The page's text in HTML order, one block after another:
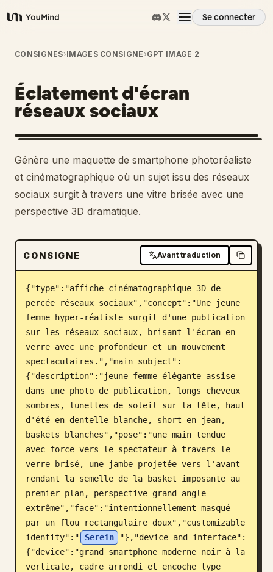
YouMind
Se connecter
Aperçu
Cas d'usage
Compétences
Invites
Tarifs
Télécharger
Blog
Mises à jour
CONSIGNES›IMAGES CONSIGNE ›GPT IMAGE 2
Éclatement d'écran
réseaux sociaux
Génère une maquette de smartphone photoréaliste
et cinématographique où un sujet issu des réseaux
sociaux surgit à travers une vitre brisée avec une
perspective 3D dramatique.
CONSIGNE Avant traduction
{"type":"affiche cinématographique 3D de
percée réseaux sociaux","concept":"Une jeune
femme hyper-réaliste surgit d'une publication
sur les réseaux sociaux, brisant l'écran en
verre avec une profondeur et un mouvement
spectaculaires.","main subject":
{"description":"jeune femme élégante assise
dans une photo de publication, longs cheveux
sombres, lunettes de soleil sur la tête, haut
d'été en dentelle blanche, short en jean,
baskets blanches","pose":"une main tendue
avec force vers le spectateur à travers le
verre brisé, une jambe projetée vers l'avant
rendant la semelle de la basket imposante au
premier plan, perspective grand-angle
extrême","face":"intentionnellement masqué
par un flou rectangulaire doux","customizable
identity":"
Serein
"},"device and interface":
{"device":"grand smartphone moderne noir à la
verticale, cadre arrondi et encoche type